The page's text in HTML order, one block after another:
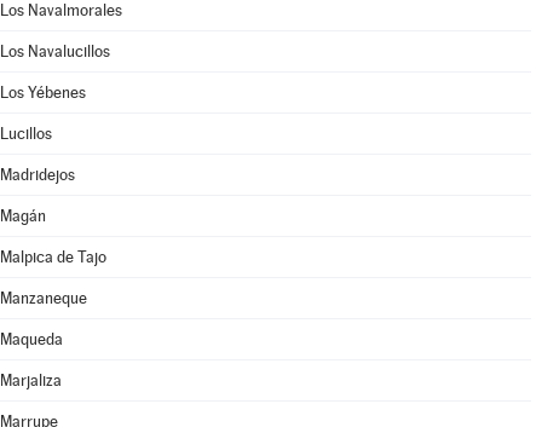
Los Navalmorales
Los Navalucillos
Los Yébenes
Lucillos
Madridejos
Magán
Malpica de Tajo
Manzaneque
Maqueda
Marjaliza
Marrupe